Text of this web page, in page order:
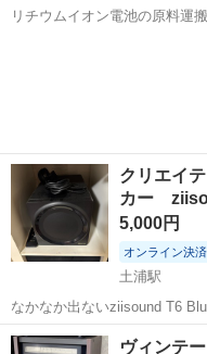
リチウムイオン電池の原料運
クリエイ
カー
5,000円
オンライン決済
土浦駅
なかなか出ないziisound T6
だまだ使える商品です。 パソ
ので映画など迫力ある音量で
茨城 稲敷郡
ヴィンテ